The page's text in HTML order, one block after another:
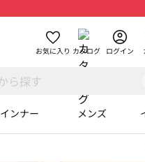
お気に入り カタログ ログイン
インナー メンズ